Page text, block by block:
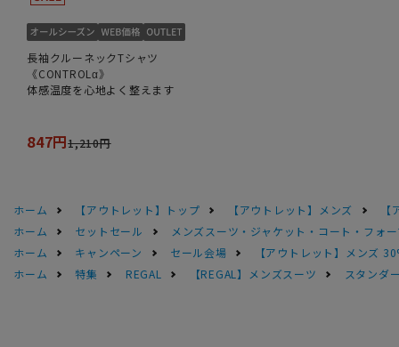
長袖クルーネックTシャツ
《CONTROLα》
体感温度を心地よく整えます
847円1,210円
ホーム 【アウトレット】トップ 【アウトレット】メンズ
ホーム
セットセール
メンズスーツ・ジャケット・コート・フォ
ホーム
キャンペーン セール会場
【アウトレット】メンズ
ホーム
特集 REGAL 【REGAL】メンズスーツ スタンダ